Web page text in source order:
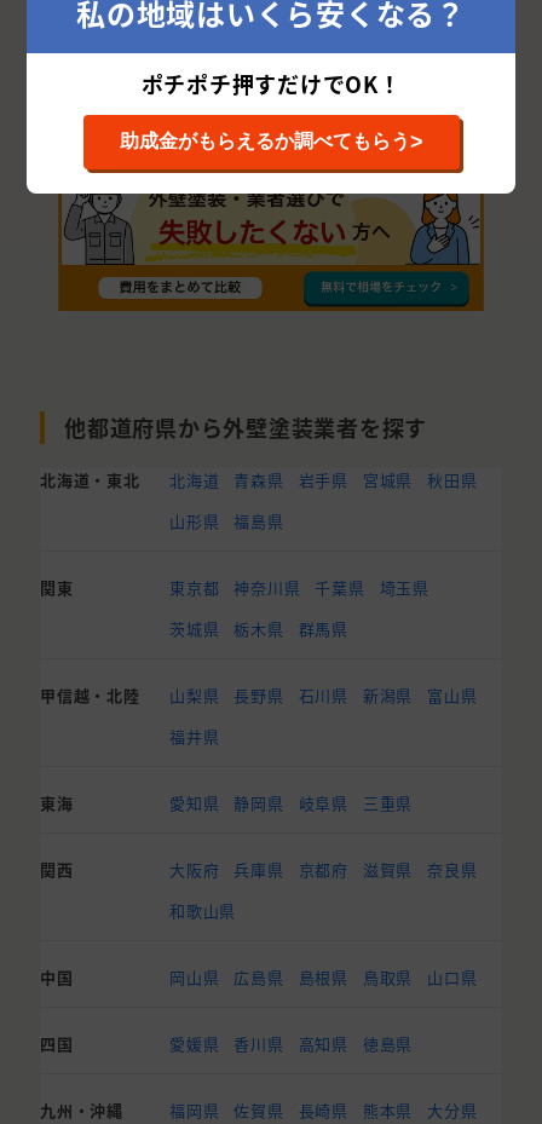
銚子市 鴨川市 館山市 匝瑳市
香取郡
南房総市 夷隅郡
他都道府県から外壁塗装業者を探す
北海道・東北 北海道 青森県 岩手県 宮城県
秋田県
山形県
福島県
関東 東京都 神奈川県 千葉県
埼玉県
茨城県
栃木県 群馬県
甲信越・北陸 山梨県 長野県 石川県 新潟県
富山県
福井県
東海 愛知県 静岡県 岐阜県 三重県
関西 大阪府 兵庫県 京都府 滋賀県
奈良県
和歌山県
中国 岡山県 広島県 島根県 鳥取県 山口県
四国 愛媛県 香川県 高知県 徳島県
九州・沖縄 福岡県 佐賀県 長崎県 熊本県
大分県
私の地域はいくら安くなる？
ポチポチ押すだけでOK！
助成金がもらえるか調べてもらう>